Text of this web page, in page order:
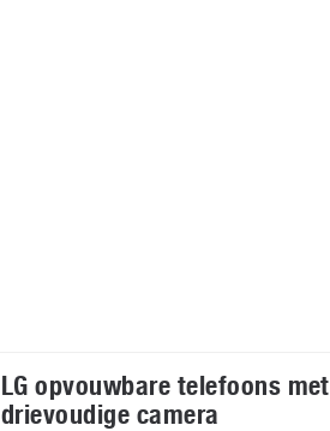
LG opvouwbare telefoons met
drievoudige camera